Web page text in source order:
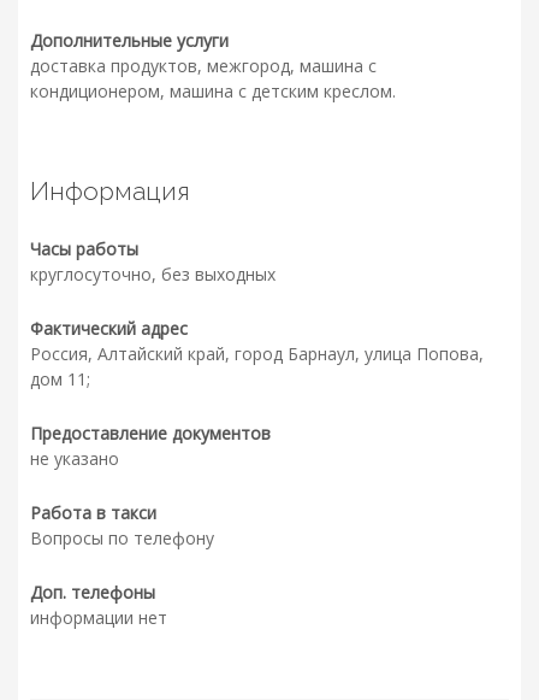
Дополнительные услуги
доставка продуктов, межгород, машина с
кондиционером, машина с детским креслом.
Информация
Часы работы
круглосуточно, без выходных
Фактический адрес
Россия, Алтайский край, город Барнаул, улица Попова,
дом 11;
Предоставление документов
не указано
Работа в такси
Вопросы по телефону
Доп. телефоны
информации нет